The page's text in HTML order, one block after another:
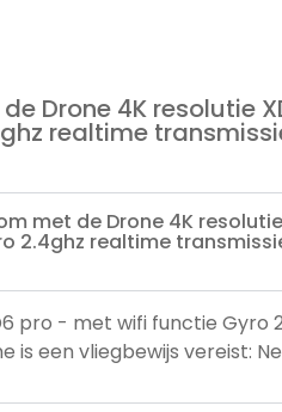
Drone 4K resolutie
realtime
met de Drone 4K resolutie
2.4ghz realtime
pro - met wifi functie Gyro
is een vliegbewijs vereist: